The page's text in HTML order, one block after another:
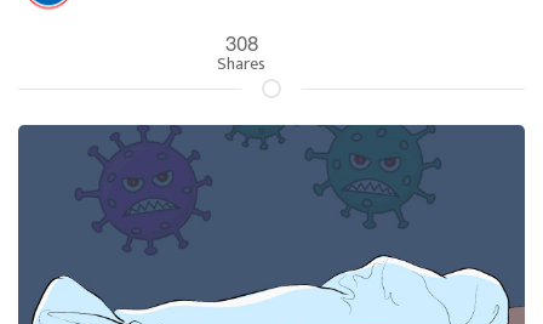
308
Shares